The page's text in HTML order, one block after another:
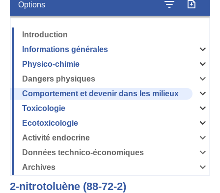
Options
Introduction
Informations générales
Ouvrir
la
générales
Physico-chimie
Ouvrir
la
chimie
Dangers physiques
Ouvrir
la
Comportement et devenir dans les milieux
Ouvrir
la
et
les
milieux
Toxicologie
Ouvrir
la
Ecotoxicologie
Ouvrir
la
Activité endocrine
Ouvrir
la
endocrine
Données technico-économiques
Ouvrir
la
Données
Archives
Ouvrir
2-nitrotoluène (88-72-2)